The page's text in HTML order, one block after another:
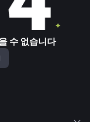
수 없습니다